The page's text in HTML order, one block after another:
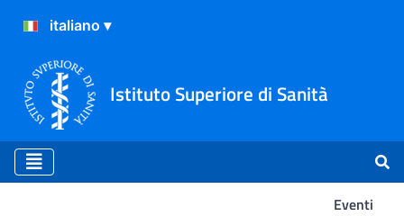
Istituto Superiore di Sanità
Eventi